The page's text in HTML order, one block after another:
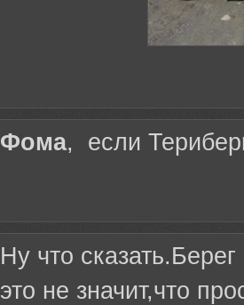
Фома, если
Ну что
это не значит,что